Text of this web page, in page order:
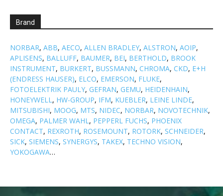
Brand
NORBAR, ABB, AECO, ALLEN BRADLEY, ALSTRON, AOIP,
APLISENS, BALLUFF, BAUMER, BEI, BERTHOLD, BROOK
INSTRUMENT, BURKERT, BUSSMANN, CHROMA, CKD, E+H
(ENDRESS HAUSER), ELCO, EMERSON, FLUKE,
FOTOELEKTRIK PAULY, GEFRAN, GEMU, HEIDENHAIN,
HONEYWELL, HW-GROUP, IFM, KUEBLER, LEINE LINDE,
MITSUBISHI, MOOG, MTS, NIDEC, NORBAR, NOVOTECHNIK,
OMEGA, PALMER WAHL, PEPPERL FUCHS, PHOENIX
CONTACT, REXROTH, ROSEMOUNT, ROTORK, SCHNEIDER,
SICK, SIEMENS, SYNERGYS, TAKEX, TECHNO VISION,
YOKOGAWA…